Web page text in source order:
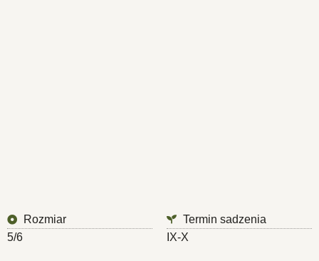
Rozmiar
5/6
Termin sadzenia
IX-X